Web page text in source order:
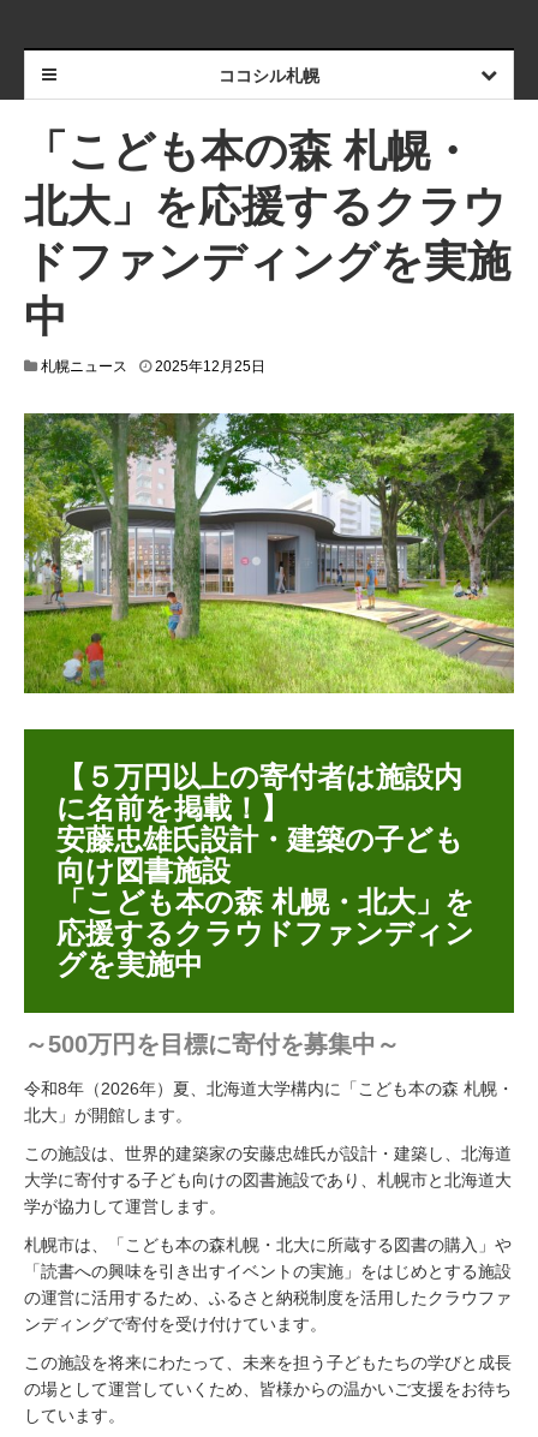
ココシル札幌
「こども本の森 札幌・
北大」を応援するクラウ
ドファンディングを実施
中
札幌ニュース 2025年12月25日
5
年
1
月
2
日
【５万円以上の寄付者は施設内
に名前を掲載！】
安藤忠雄氏設計・建築の子ども
向け図書施設
「こども本の森 札幌・北大」を
応援するクラウドファンディン
グを実施中
～500万円を目標に寄付を募集中～
令和8年（2026年）夏、北海道大学構内に「こども本の森 札幌・
北大」が開館します。
この施設は、世界的建築家の安藤忠雄氏が設計・建築し、北海道
大学に寄付する子ども向けの図書施設であり、札幌市と北海道大
学が協力して運営します。
札幌市は、「こども本の森札幌・北大に所蔵する図書の購入」や
「読書への興味を引き出すイベントの実施」をはじめとする施設
の運営に活用するため、ふるさと納税制度を活用したクラウファ
ンディングで寄付を受け付けています。
この施設を将来にわたって、未来を担う子どもたちの学びと成長
の場として運営していくため、皆様からの温かいご支援をお待ち
しています。